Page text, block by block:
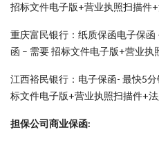
招标文件电子版+营业执照扫描件
重庆富民银行：纸质保函电子保
函 – 需要 招标文件电子版+营业执
江西裕民银行：电子保函- 最快5
标文件电子版+营业执照扫描件+
担保公司商业保函: